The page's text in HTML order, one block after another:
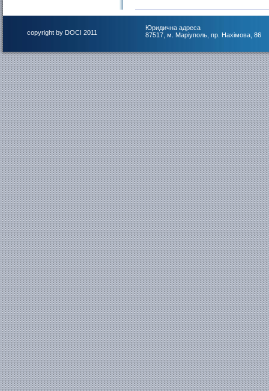
copyright by DOCI 2011
Юридична адреса
87517, м. Маріуполь, пр. Нахімова, 86